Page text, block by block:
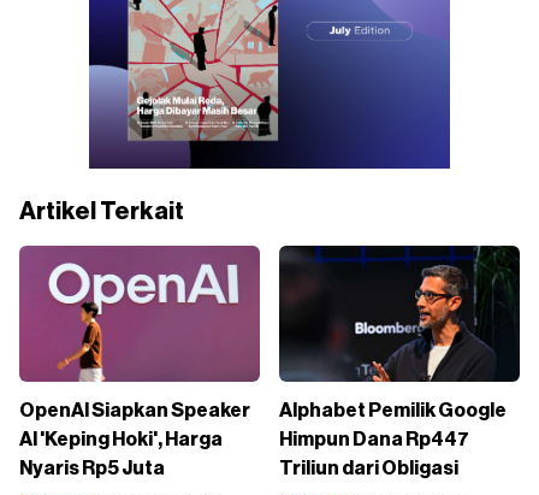
Artikel Terkait
OpenAI Siapkan Speaker
AI 'Keping Hoki', Harga
Nyaris Rp5 Juta
Alphabet Pemilik Google
Himpun Dana Rp447
Triliun dari Obligasi